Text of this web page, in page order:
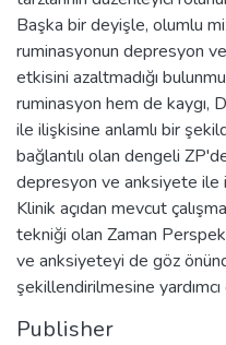
Başka bir deyişle, olumlu
ruminasyonun depresyon
etkisini azaltmadığı
ruminasyon hem de kaygı,
ile ilişkisine anlamlı bir
bağlantılı olan dengeli
depresyon ve anksiyete ile
Klinik açıdan mevcut
tekniği olan Zaman
ve anksiyeteyi de göz
şekillendirilmesine
Publisher